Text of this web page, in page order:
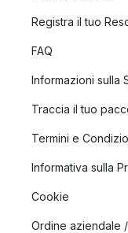
Registra il tuo
FAQ
Informazioni sulla
Traccia il tuo
Termini e
Informativa sulla
Cookie
Ordine aziendale